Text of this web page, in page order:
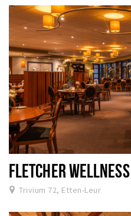
FLETCHER
Trivium 72, Etten-Leur